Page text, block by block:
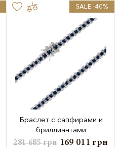
SALE -40%
Браслет с сапфирами и
бриллиантами
281 685грн 169 011грн